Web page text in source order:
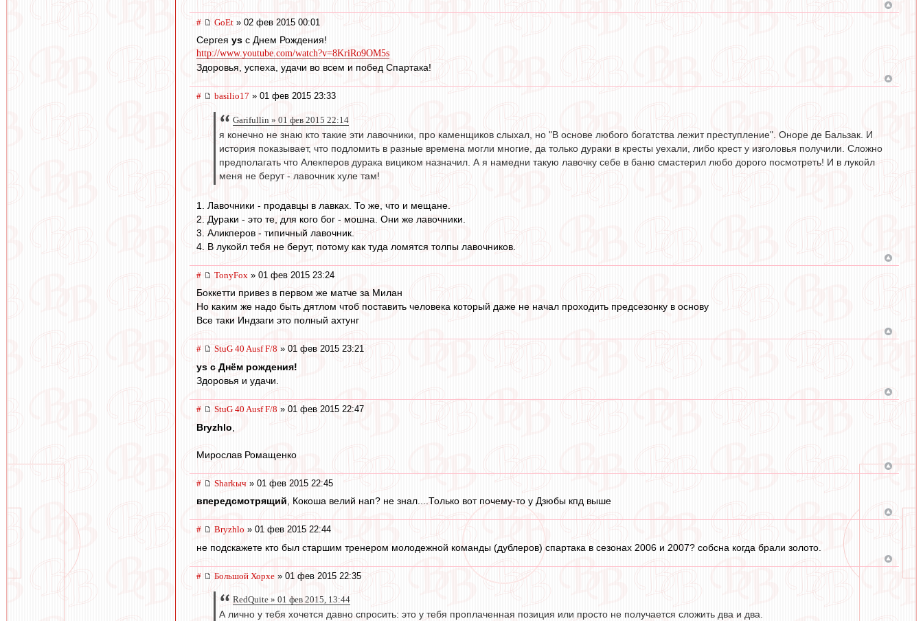
# GoEt » 02 фев 2015 00:01
Сергея ys с Днем Рождения!
http://www.youtube.com/watch?v=8KriRo9OM5s
Здоровья, успеха, удачи во всем и побед Спартака!
# basilio17 » 01 фев 2015 23:33
Garifullin » 01 фев 2015 22:14
я конечно не знаю кто такие эти лавочники, про каменщиков слыхал, но "В основе любого богатства лежит преступление". Оноре де Бальзак. И
история показывает, что подломить в разные времена могли многие, да только дураки в кресты уехали, либо крест у изголовья получили. Сложно
предполагать что Алекперов дурака вициком назначил. А я намедни такую лавочку себе в баню смастерил любо дорого посмотреть! И в лукойл
меня не берут - лавочник хуле там!
1. Лавочники - продавцы в лавках. То же, что и мещане.
2. Дураки - это те, для кого бог - мошна. Они же лавочники.
3. Аликперов - типичный лавочник.
4. В лукойл тебя не берут, потому как туда ломятся толпы лавочников.
# TonyFox » 01 фев 2015 23:24
Боккетти привез в первом же матче за Милан
Но каким же надо быть дятлом чтоб поставить человека который даже не начал проходить предсезонку в основу
Все таки Индзаги это полный ахтунг
# StuG 40 Ausf F/8 » 01 фев 2015 23:21
ys с Днём рождения!
Здоровья и удачи.
# StuG 40 Ausf F/8 » 01 фев 2015 22:47
Bryzhlo
Мирослав Ромащенко
# Sharkыч » 01 фев 2015 22:45
впередсмотрящий, Кокоша велий нап? не знал....Только вот почему-то у Дзюбы кпд выше
# Bryzhlo » 01 фев 2015 22:44
не подскажете кто был старшим тренером молодежной команды (дублеров) спартака в сезонах 2006 и 2007? собсна когда брали золото.
# Большой Хорхе » 01 фев 2015 22:35
RedQuite » 01 фев 2015, 13:44
А лично у тебя хочется давно спросить: это у тебя проплаченная позиция или просто не получается сложить два и два.